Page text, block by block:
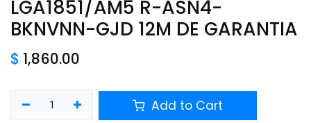
LGA1851/AM5 R-ASN4-
BKNVNN-GJD 12M DE GARANTIA
$ 1,860.00
Add to Cart